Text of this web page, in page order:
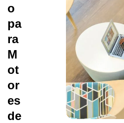
o
pa
ra
M
ot
or
es
de